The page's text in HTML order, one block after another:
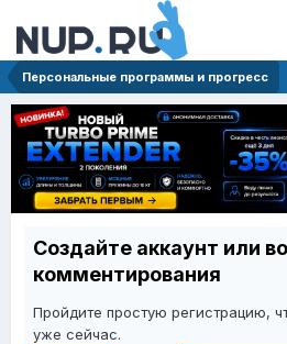
Персональные программы и прогресс
Создайте аккаунт или
комментирования
Пройдите простую регистрацию,
уже сейчас.